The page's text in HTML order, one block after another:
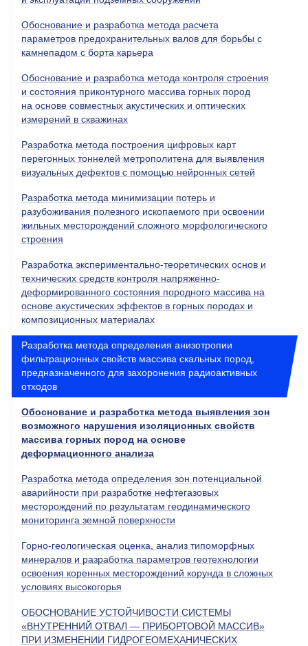
Обоснование и разработка метода расчета
параметров предохранительных валов для борьбы с
камнепадом с борта карьера
Обоснование и разработка метода контроля строения
и состояния приконтурного массива горных пород
на основе совместных акустических и оптических
измерений в скважинах
Разработка метода построения цифровых карт
перегонных тоннелей метрополитена для выявления
визуальных дефектов с помощью нейронных сетей
Разработка метода минимизации потерь и
разубоживания полезного ископаемого при освоении
жильных месторождений сложного морфологического
строения
Разработка экспериментально-теоретических основ и
технических средств контроля напряженно-
деформированного состояния породного массива на
основе акустических эффектов в горных породах и
композиционных материалах
Разработка метода определения анизотропии
фильтрационных свойств массива скальных пород,
предназначенного для захоронения радиоактивных
отходов
Обоснование и разработка метода выявления зон
возможного нарушения изоляционных свойств
массива горных пород на основе
деформационного анализа
Разработка метода определения зон потенциальной
аварийности при разработке нефтегазовых
месторождений по результатам геодинамического
мониторинга земной поверхности
Горно-геологическая оценка, анализ типоморфных
минералов и разработка параметров геотехнологии
освоения коренных месторождений корунда в сложных
условиях высокогорья
ОБОСНОВАНИЕ УСТОЙЧИВОСТИ СИСТЕМЫ
«ВНУТРЕННИЙ ОТВАЛ — ПРИБОРТОВОЙ МАССИВ»
ПРИ ИЗМЕНЕНИИ ГИДРОГЕОМЕХАНИЧЕСКИХ